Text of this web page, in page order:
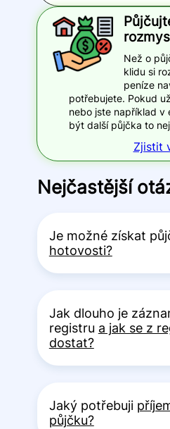
Než o
klidu si
peníze
potřebujete. Pokud
nebo jste například v
být další půjčka to
Zjistit
Nejčastější
Je možné získat
hotovosti?
Jak dlouho je
registru a jak se z
dostat?
Jaký potřebuji
půjčku?